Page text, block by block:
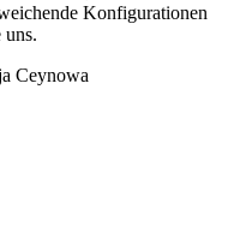
Konfigurationen
uns.
Ceynowa